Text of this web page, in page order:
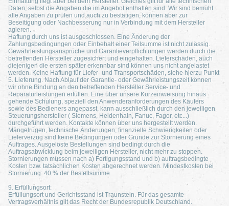
Daten, selbst die Angaben die im Angebot enthalten sind. Wir sind bemüht
alle Angaben zu prüfen und auch zu bestätigen, können aber zur
Beseitigung oder Nachbesserung nur in Verbindung mit dem Hersteller
agieren.
Haftung durch uns ist ausgeschlossen. Eine Änderung der
Zahlungsbedingungen oder Einbehalt einer Teilsumme ist nicht zulässig.
Gewährleistungsansprüche und Garantieverpflichtungen werden durch die
betreffenden Hersteller zugesichert und eingehalten. Lieferschäden, auch
diejenigen die ersten später erkennbar sind können uns nicht angelastet
werden. Keine Haftung für Liefer- und Transportschäden, siehe hierzu Punkt
5. Lieferung. Nach Ablauf der Garantie- oder Gewährleistungszeit können
wir ohne Bindung an den betreffenden Hersteller Service- und
Reparaturleistungen erfüllen. Eine über unsere Kurzeinweisung hinaus
gehende Schulung, speziell den Anwenderanforderungen des Käufers
sowie des Bedieners angepasst, kann ausschließlich durch den jeweiligen
Steuerungshersteller ( Siemens, Heidenhain, Fanuc, Fagor, etc...)
durchgeführt werden. Kontakte können über uns hergestellt werden.
Mängelrügen, technische Änderungen, finanzielle Schwierigkeiten oder
Lieferverzug sind keine Bedingungen oder Gründe zur Stornierung eines
Auftrages. Ausgelöste Bestellungen sind bedingt durch die
Auftragsabwicklung beim jeweiligen Hersteller, nicht mehr zu stoppen.
Stornierungen müssen nach a) Fertigungsstand und b) auftragsbedingte
Kosten bzw. tatsächlichen Kosten abgerechnet werden. Mindestkosten bei
Stornierung: 40 % der Bestellsumme.
9. Erfüllungsort:
Erfüllungsort und Gerichtsstand ist Traunstein. Für das gesamte
Vertragsverhältnis gilt das Recht der Bundesrepublik Deutschland.